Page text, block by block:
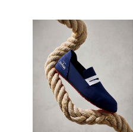
Rashguard
Dos Piezas
Bebe
Partes de abajo de bikini
Ver todo Trajes de baño
Pret-a-porter
Vestidos y Faldas